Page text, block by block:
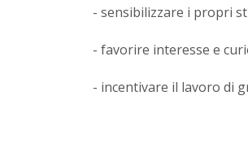
- sensibilizzare i propri
- favorire interesse e
- incentivare il lavoro di